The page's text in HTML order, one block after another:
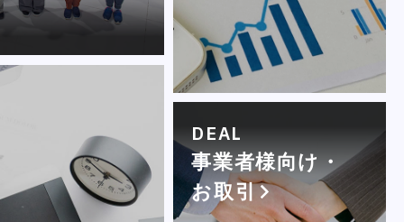
DEAL
事業者様向け・
お取引